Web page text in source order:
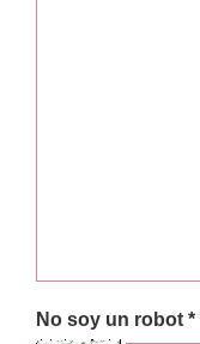
No soy un robot *